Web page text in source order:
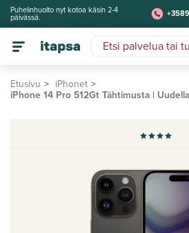
Puhelinhuolto nyt kotoa käsin 2-4
päivässä.
Etusivu
iPhonet
iPhone 14 Pro 512Gt Tähtimusta |